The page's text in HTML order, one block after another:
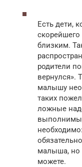
Есть дети,
близким.
родители
вернулся».
малышу
таких
ложные
выполнимы,
малыша, но
можете.